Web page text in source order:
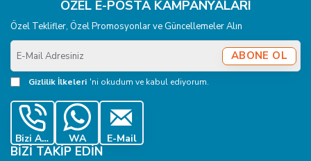
ÖZEL E-POSTA KAMPANYALARI
Özel Teklifler, Özel Promosyonlar ve Güncellemeler Alın
E-
Mail
Adresiniz
ABONE OL
Gizlilik İlkeleri 'ni okudum ve kabul ediyorum.
Bizi Ara WA E-Mail
BIZI TAKIP EDIN